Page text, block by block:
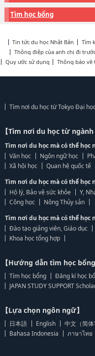
Tìm học bổng
Tin tức du học Nhật Bản Tìm
Thông điệp của anh chị đi
Quy ước sử dụng
Thông báo về
Tìm nơi du học từ Tokyo Đại
【Tìm nơi du học từ ngành
Tìm nơi du học mà có thể học
Văn học
Ngôn ngữ học
Xã hội học
Quan hệ quốc tế
Tìm nơi du học mà có thể học
Hộ lý, Bảo vệ sức khỏe
Y,
Công học
Nông Thủy sản
Tìm nơi du học mà có thể học
Đào tạo giảng viên, Giáo dục
Khoa học tổng hợp
【Hướng dẫn tìm học bổng
Tìm học bổng
Đăng kí học
JAPAN STUDY SUPPORT
【Lựa chọn ngôn ngữ】
日本語 English 中文（简体
Bahasa Indonesia
ภาษาไทย